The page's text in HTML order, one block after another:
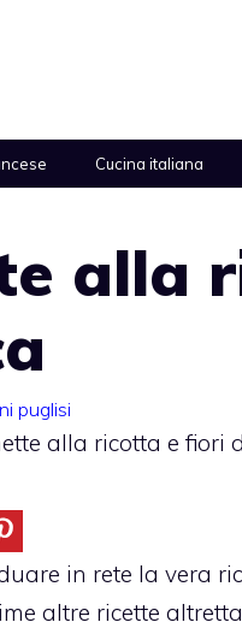
Cucina italiana
alla
puglisi
alla ricotta e fiori
in rete la vera
altre ricette